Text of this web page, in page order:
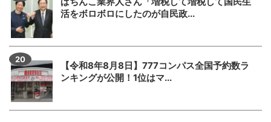
活をボロボロにしたのが自民政...
【令和8年8月8日】777コンパス全国予約数ラ
ンキングが公開！1位はマ...